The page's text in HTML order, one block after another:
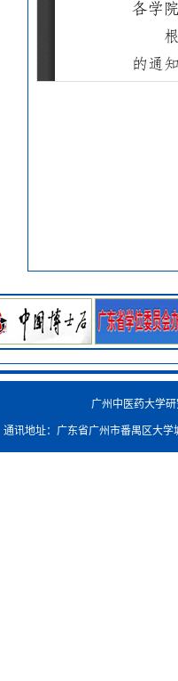
广州中医药大学
通讯地址：广东省广州市番禺区大